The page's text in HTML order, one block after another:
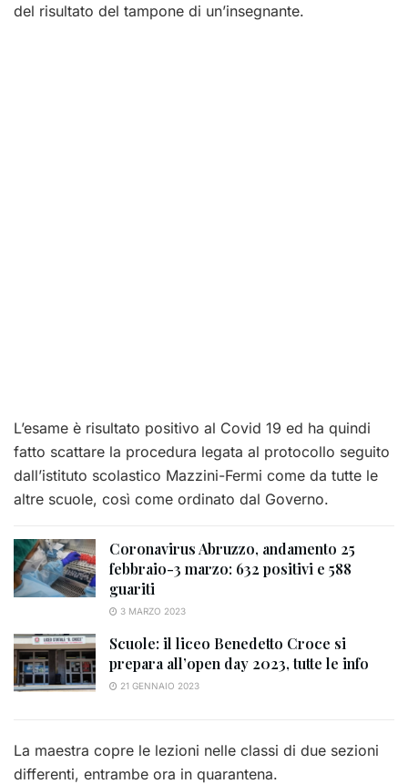
del risultato del tampone di un’insegnante.
L’esame è risultato positivo al Covid 19 ed ha quindi
fatto scattare la procedura legata al protocollo seguito
dall’istituto scolastico Mazzini-Fermi come da tutte le
altre scuole, così come ordinato dal Governo.
Coronavirus Abruzzo, andamento 25
febbraio-3 marzo: 632 positivi e 588
guariti
3 MARZO 2023
Scuole: il liceo Benedetto Croce si
prepara all’open day 2023, tutte le info
21 GENNAIO 2023
La maestra copre le lezioni nelle classi di due sezioni
differenti, entrambe ora in quarantena.